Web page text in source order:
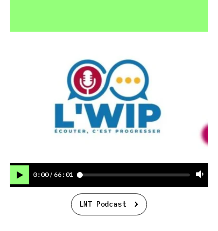
0:00 / 66:01
LNT Podcast